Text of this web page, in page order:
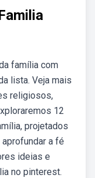
família com
lista. Veja mais
religiosos,
12
projetados
a fé
ideias e
no pinterest.